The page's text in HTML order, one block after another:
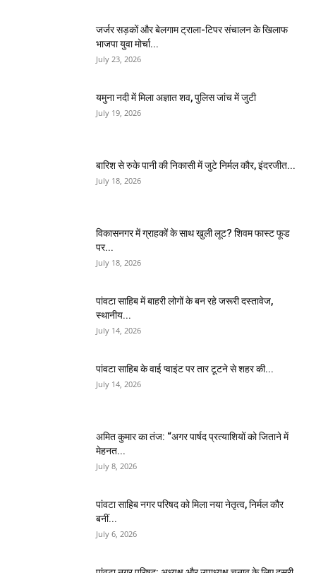
जर्जर सड़कों और बेलगाम ट्राला-टिपर संचालन के खिलाफ
भाजपा युवा मोर्चा...
July 23, 2026
यमुना नदी में मिला अज्ञात शव, पुलिस जांच में जुटी
July 19, 2026
बारिश से रुके पानी की निकासी में जुटे निर्मल कौर, इंदरजीत...
July 18, 2026
विकासनगर में ग्राहकों के साथ खुली लूट? शिवम फास्ट फूड
पर...
July 18, 2026
पांवटा साहिब में बाहरी लोगों के बन रहे जरूरी दस्तावेज,
स्थानीय...
July 14, 2026
पांवटा साहिब के वाई प्वाइंट पर तार टूटने से शहर की...
July 14, 2026
अमित कुमार का तंज: “अगर पार्षद प्रत्याशियों को जिताने में
मेहनत...
July 8, 2026
पांवटा साहिब नगर परिषद को मिला नया नेतृत्व, निर्मल कौर
बनीं...
July 6, 2026